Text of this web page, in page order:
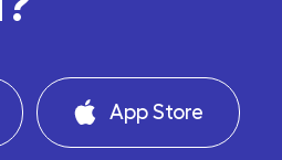
App Store